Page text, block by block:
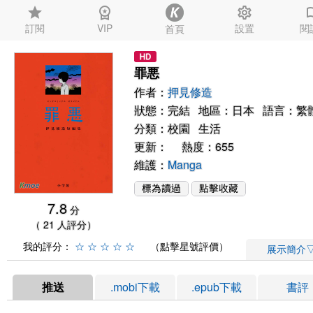
star
訂閱
workspace_premium
VIP 首頁
settings
設置 閱
7.8 分
（ 21 人評分）
罪悪
作者： 押見修造
狀態：完結 地區：日本 語言：繁
分類：校園 生活
更新： 熱度：655
維護： Manga
我的評分： ☆ ☆ ☆ ☆ ☆ （點擊星號評價） 展示簡介
推送 .mobi下載 .epub下載 書評